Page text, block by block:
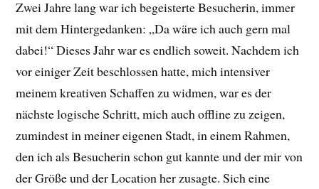
Zwei Jahre lang war ich begeisterte Besucherin, immer
mit dem Hintergedanken: „Da wäre ich auch gern mal
dabei!“ Dieses Jahr war es endlich soweit. Nachdem ich
vor einiger Zeit beschlossen hatte, mich intensiver
meinem kreativen Schaffen zu widmen, war es der
nächste logische Schritt, mich auch offline zu zeigen,
zumindest in meiner eigenen Stadt, in einem Rahmen,
den ich als Besucherin schon gut kannte und der mir von
der Größe und der Location her zusagte. Sich eine